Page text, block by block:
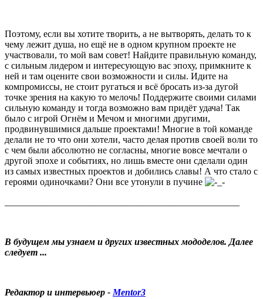
Поэтому, если вы хотите творить, а не вытворять, делать то к
чему лежит душа, но ещё не в одном крупном проекте не
участвовали, то мой вам совет! Найдите правильную команду,
с сильным лидером и интересующую вас эпоху, примкните к
ней и там оцените свои возможности и силы. Идите на
компромиссы, не стоит ругаться и всё бросать из-за дугой
точке зрения на какую то мелочь! Поддержите своими силами
сильную команду и тогда возможно вам придёт удача! Так
было с игрой Огнём и Мечом и многими другими,
продвинувшимися дальше проектами! Многие в той команде
делали не то что они хотели, часто делая против своей воли то
с чем были абсолютно не согласны, многие вовсе мечтали о
другой эпохе и событиях, но лишь вместе они сделали один
из самых известных проектов и добились славы! А что стало с
героями одиночками? Они все утонули в пучине
В будущем мы узнаем и других известных мододелов. Далее
следует ...
Редактор и интервьюер - Mentor3